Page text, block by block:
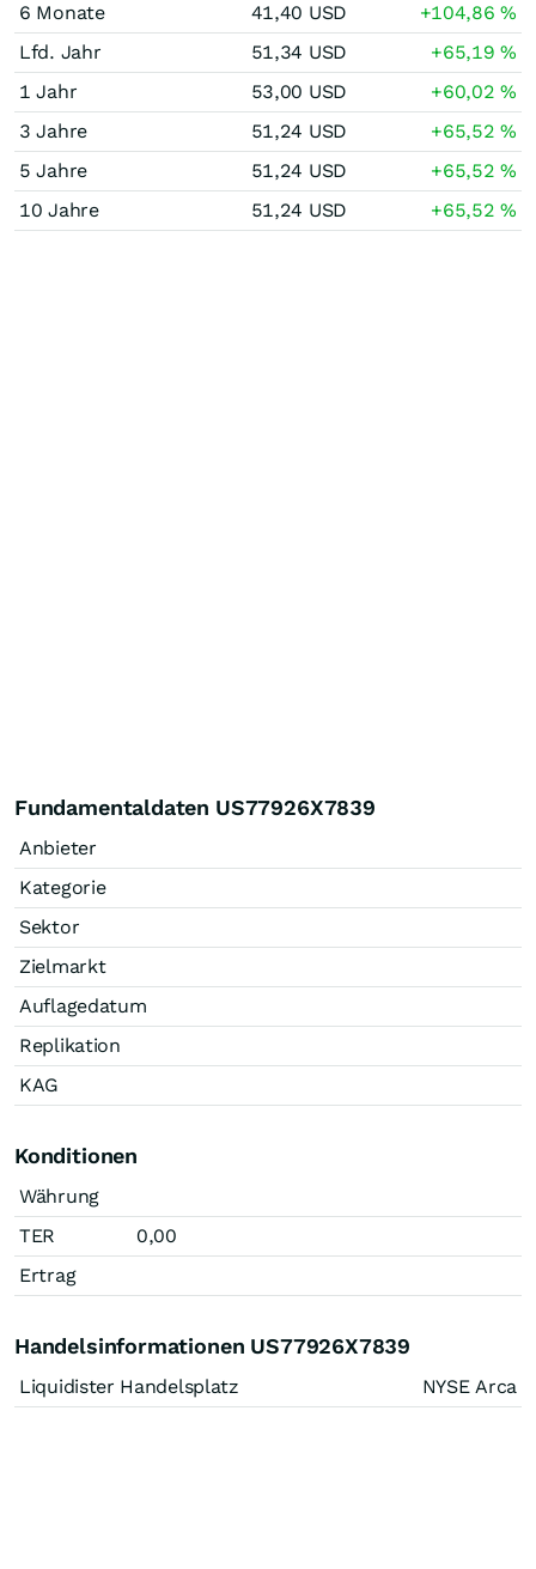
6 Monate
41,40 USD +104,86%
Lfd. Jahr
51,34 USD +65,19%
1 Jahr
53,00 USD +60,02%
3 Jahre
51,24 USD +65,52%
5 Jahre
51,24 USD +65,52%
10 Jahre
51,24 USD +65,52%
Fundamentaldaten US77926X7839
Anbieter
Kategorie
Sektor
Zielmarkt
Auflagedatum
Replikation
KAG
Konditionen
Währung
TER
0,00
Ertrag
Handelsinformationen US77926X7839
Liquidister Handelsplatz NYSE Arca